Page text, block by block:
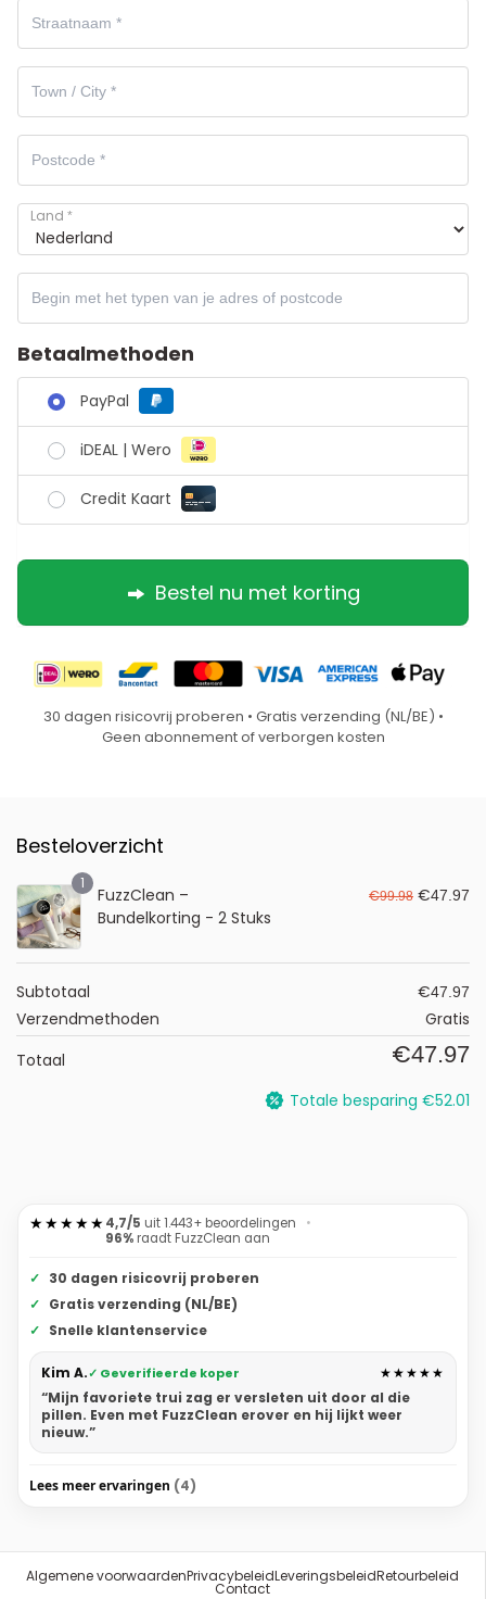
Land *
Betaalmethoden
PayPal
iDEAL | Wero
Credit Kaart
Bestel nu met korting
30 dagen risicovrij proberen • Gratis verzending (NL/BE) •
Geen abonnement of verborgen kosten
Besteloverzicht
1
FuzzClean –
Bundelkorting - 2 Stuks
€99.98 €47.97
Subtotaal €47.97
Verzendmethoden
Gratis
Totaal
€47.97
Totale besparing €52.01
★★★★★4,7/5 uit1.443+ beoordelingen
•
96% raadt FuzzClean aan
30 dagen risicovrij proberen
Gratis verzending (NL/BE)
Snelle klantenservice
Kim A.✓ Geverifieerde koper
★★★★★
“Mijn favoriete trui zag er versleten uit door al die
pillen. Even met FuzzClean erover en hij lijkt weer
nieuw.”
Lees meer ervaringen (4)
Algemene voorwaardenPrivacybeleidLeveringsbeleidRetourbeleid
Contact